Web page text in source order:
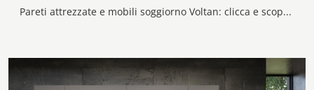
Pareti attrezzate e mobili soggiorno Voltan: clicca e scopri il modello Soggiorno con schienale Carbone e potrai impreziosire stanze moderne di ogni ...